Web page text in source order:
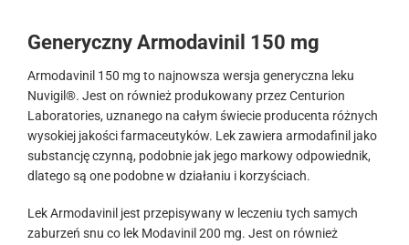
Generyczny Armodavinil 150 mg
Armodavinil 150 mg to najnowsza wersja generyczna leku
Nuvigil®. Jest on również produkowany przez Centurion
Laboratories, uznanego na całym świecie producenta różnych
wysokiej jakości farmaceutyków. Lek zawiera armodafinil jako
substancję czynną, podobnie jak jego markowy odpowiednik,
dlatego są one podobne w działaniu i korzyściach.
Lek Armodavinil jest przepisywany w leczeniu tych samych
zaburzeń snu co lek Modavinil 200 mg. Jest on również